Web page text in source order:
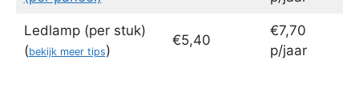
Ledlamp (per stuk)
(bekijk meer tips)
€5,40
€7,70
p/jaar